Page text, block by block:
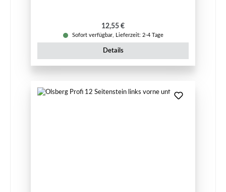
Regulärer Preis:
12,55 €
Sofort verfügbar, Lieferzeit: 2-4 Tage
Details